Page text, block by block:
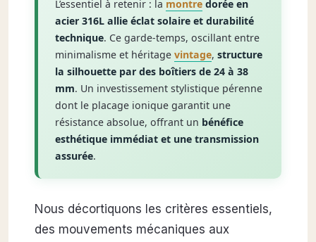
L’essentiel à retenir : la montredorée en
acier 316L allie éclat solaire et durabilité
technique. Ce garde-temps, oscillant entre
minimalisme et héritage vintage, structure
la silhouette par des boîtiers de 24 à 38
mm. Un investissement stylistique pérenne
dont le placage ionique garantit une
résistance absolue, offrant un bénéfice
esthétique immédiat et une transmission
assurée.
Nous décortiquons les critères essentiels,
des mouvements mécaniques aux